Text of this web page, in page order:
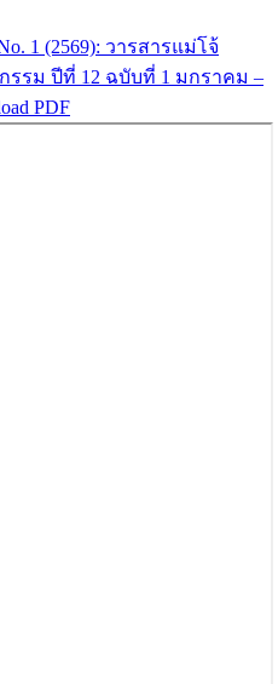
1 (2569): วารสารแม่โจ้
รรม ปีที่ 12 ฉบับที่ 1 มกราคม –
PDF